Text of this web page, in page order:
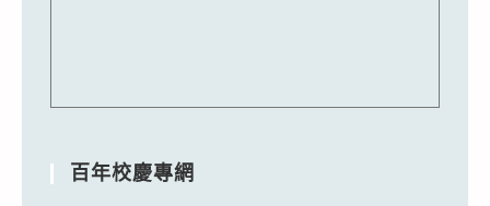
百年校慶專網